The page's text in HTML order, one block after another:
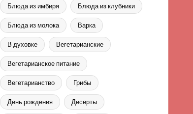
Блюда из имбиря Блюда из клубники
Блюда из молока Варка
В духовке Вегетарианские
Вегетарианское питание
Вегетарианство Грибы
День рождения Десерты